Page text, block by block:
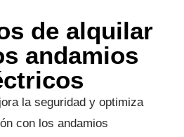
de alquilar
andamios
la seguridad y optimiza
con los andamios